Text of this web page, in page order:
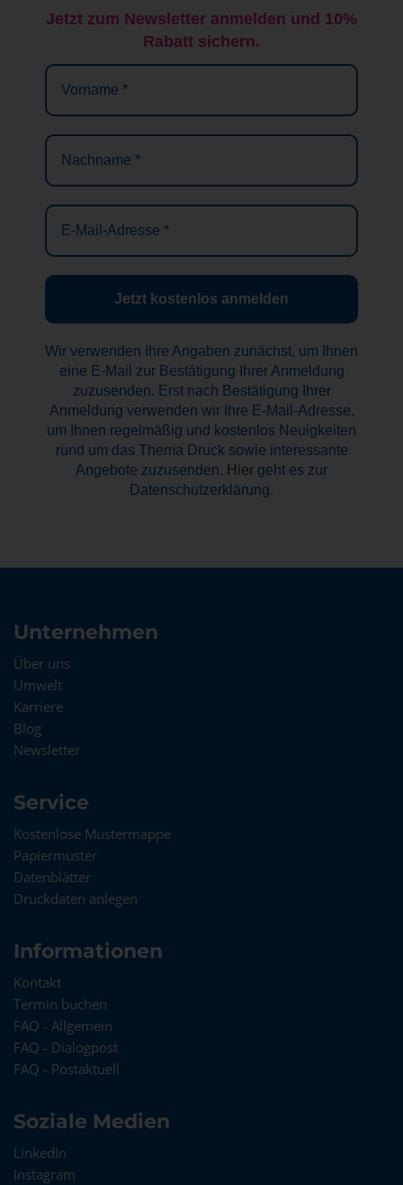
Jetzt zum Newsletter anmelden und 10%
Rabatt sichern.
Vorname
Nachname
E-
Mail-
Adresse
Wir verwenden Ihre Angaben zunächst, um Ihnen
eine E-Mail zur Bestätigung Ihrer Anmeldung
zuzusenden. Erst nach Bestätigung Ihrer
Anmeldung verwenden wir Ihre E-Mail-Adresse,
um Ihnen regelmäßig und kostenlos Neuigkeiten
rund um das Thema Druck sowie interessante
Angebote zuzusenden. Hier geht es zur
Datenschutzerklärung.
Unternehmen
Über uns
Umwelt
Karriere
Blog
Newsletter
Service
Kostenlose Mustermappe
Papiermuster
Datenblätter
Druckdaten anlegen
Informationen
Kontakt
Termin buchen
FAQ - Allgemein
FAQ - Dialogpost
FAQ - Postaktuell
Soziale Medien
LinkedIn
Instagram